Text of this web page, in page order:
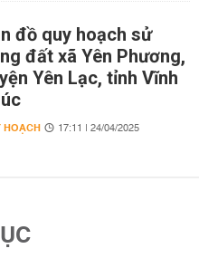
đồ quy hoạch sử
đất xã Yên Phương,
Yên Lạc, tỉnh Vĩnh
HOẠCH 17:11 | 24/04/2025